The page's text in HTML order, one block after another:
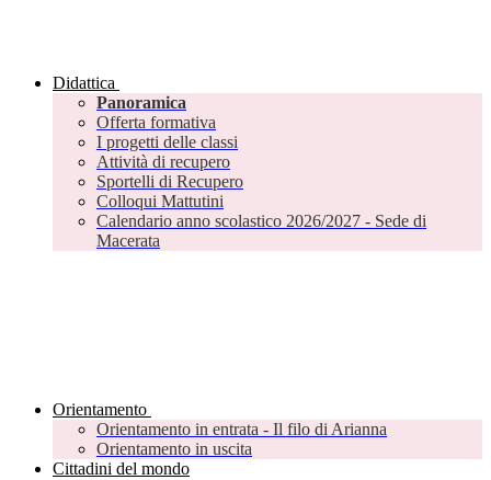
Didattica
Panoramica
Offerta formativa
I progetti delle classi
Attività di recupero
Sportelli di Recupero
Colloqui Mattutini
Calendario anno scolastico 2026/2027 - Sede di
Macerata
Orientamento
Orientamento in entrata - Il filo di Arianna
Orientamento in uscita
Cittadini del mondo